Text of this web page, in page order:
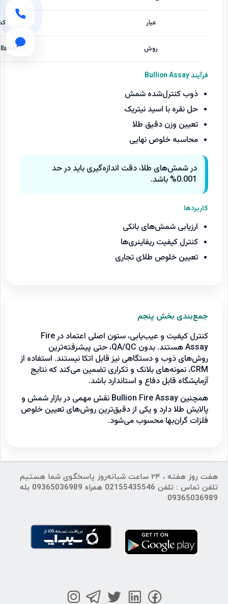
عیار
روش
فرآیند Bullion Assay
ذوب کنترل‌شده شمش
حل نقره با اسید نیتریک
تعیین وزن دقیق طلا
محاسبه خلوص نهایی
در شمش‌های طلا، دقت اندازه‌گیری باید در حد
0.001% باشد.
کاربردها
ارزیابی شمش‌های بانکی
کنترل کیفیت ریفاینری‌ها
تعیین خلوص طلای تجاری
جمع‌بندی بخش پنجم
کنترل کیفیت و عیب‌یابی، ستون اصلی اعتماد در Fire
Assay هستند. بدون QA/QC، حتی پیشرفته‌ترین
روش‌های ذوب و دستگاهی نیز قابل اتکا نیستند. استفاده از
CRM، نمونه‌های بلانک و تکراری تضمین می‌کند که نتایج
آزمایشگاه قابل دفاع و استاندارد باشد.
همچنین Bullion Fire Assay نقش مهمی در بازار شمش و
پالایش طلا دارد و یکی از دقیق‌ترین روش‌های تعیین خلوص
فلزات گران‌بها محسوب می‌شود.
هفت روز هفته ، ۲۴ ساعت شبانه‌روز پاسخگوی شما هستیم
تلفن تماس : تلفن 02155435546 همراه 09365036989 بله
09365036989